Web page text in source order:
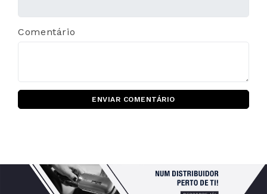
Comentário
ENVIAR COMENTÁRIO